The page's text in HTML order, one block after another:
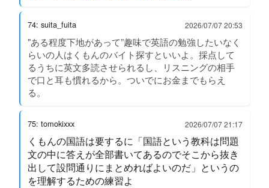
74: suita_fuita 2026/07/07 20:53
"ある程度下地があって”趣味で英語の勉強したいなく
らいの人はくもんのバイト探すといいよ。採点して
るうちに英文多読させられるし、リスニングの相手
で口と耳も慣れるから。ついでにお金までもらえ
る。
75: tomokixxx 2026/07/07 21:17
くもんの国語は要するに「国語という教科は問題
文の中に答えが全部書いてあるのでそこから抜き
出して設問通りにまとめればよいのだ」というの
を理解するための練習よ